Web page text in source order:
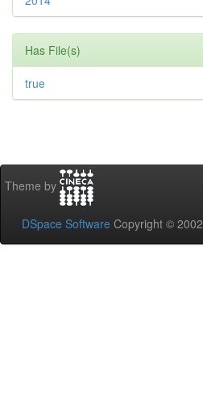
Has File(s)
true
Theme by
DSpace Software Copyright ©